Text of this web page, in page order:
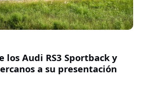
los Audi RS3 Sportback y
a su presentación